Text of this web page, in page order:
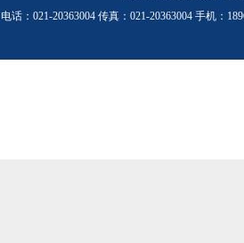
电话：021-20363004 传真：021-20363004 手机：